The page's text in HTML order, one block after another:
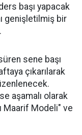
başı yapacak
genişletilmiş bir
sene başı
çıkarılarak
aşamalı olarak
Maarif Modeli" ve